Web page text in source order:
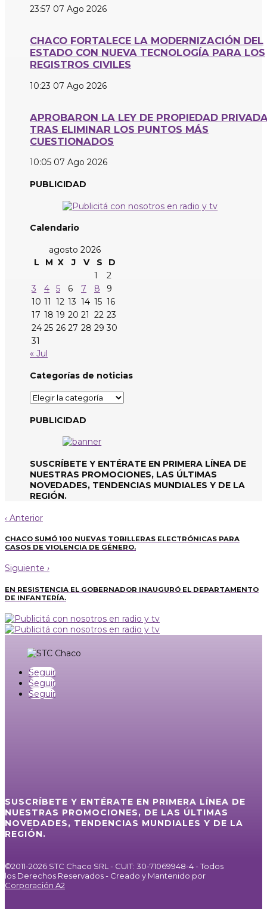
23:57 07 Ago 2026
CHACO FORTALECE LA MODERNIZACIÓN DEL
ESTADO CON NUEVA TECNOLOGÍA PARA LOS
REGISTROS CIVILES
10:23 07 Ago 2026
APROBARON LA LEY DE PROPIEDAD
TRAS ELIMINAR LOS PUNTOS MÁS
CUESTIONADOS
10:05 07 Ago 2026
PUBLICIDAD
Calendario
agosto 2026
L
M X J V S
D
1
2
3
4 5 6 7 8
9
10 11 12 13 14 15 16
17 18 19 20 21 22 23
24 25 26 27 28 29 30
31
« Jul
Categorías de noticias
Categorías
de
noticias
PUBLICIDAD
SUSCRÍBETE Y ENTÉRATE EN PRIMERA LÍNEA DE
NUESTRAS PROMOCIONES, LAS ÚLTIMAS
NOVEDADES, TENDENCIAS MUNDIALES Y DE LA
REGIÓN.
‹ Anterior
CHACO SUMÓ 100 NUEVAS TOBILLERAS ELECTRÓNICAS PARA
CASOS DE VIOLENCIA DE GÉNERO.
Siguiente ›
EN RESISTENCIA EL GOBERNADOR INAUGURÓ EL DEPARTAMENTO
DE INFANTERÍA.
Seguir
Seguir
Seguir
SUSCRÍBETE Y ENTÉRATE EN PRIMERA LÍNEA DE
NUESTRAS PROMOCIONES, DE LAS ÚLTIMAS
NOVEDADES, TENDENCIAS MUNDIALES Y DE LA
REGIÓN.
©2011-2026 STC Chaco SRL - CUIT: 30-71069948-4 - Todos
los Derechos Reservados - Creado y Mantenido por
Corporación A2